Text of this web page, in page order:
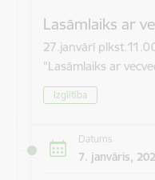
Lasāmlaiks ar
27.janvārī
"Lasāmlaiks ar
Izglītība
Datums
7. janvāris,